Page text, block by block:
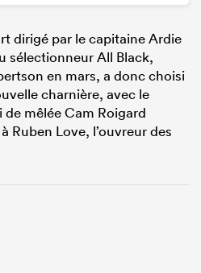
dirigé par le capitaine Ardie
sélectionneur All Black,
en mars, a donc choisi
charnière, avec le
mêlée Cam Roigard
Ruben Love, l’ouvreur des